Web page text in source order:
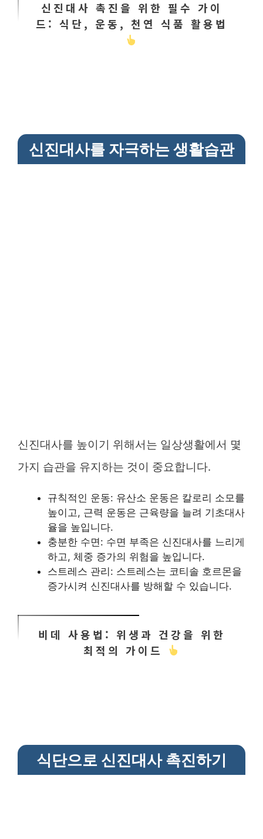
신진대사 촉진을 위한 필수 가이
드: 식단, 운동, 천연 식품 활용법
신진대사를 자극하는 생활습관
신진대사를 높이기 위해서는 일상생활에서 몇
가지 습관을 유지하는 것이 중요합니다.
규칙적인 운동: 유산소 운동은 칼로리 소모를
높이고, 근력 운동은 근육량을 늘려 기초대사
율을 높입니다.
충분한 수면: 수면 부족은 신진대사를 느리게
하고, 체중 증가의 위험을 높입니다.
스트레스 관리: 스트레스는 코티솔 호르몬을
증가시켜 신진대사를 방해할 수 있습니다.
비데 사용법: 위생과 건강을 위한
최적의 가이드
식단으로 신진대사 촉진하기